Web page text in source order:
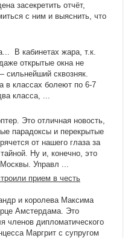
засекретить отчёт,
с ним и выяснить, что
В кабинетах жара, т.к.
открытые окна не
сильнейший сквозняк.
в классах болеют по 6-7
класса, ...
Это отличная новость,
парадоксы и перекрытые
от нашего глаза за
Ну и, конечно, это
Управл ...
прием в честь
и королева Максима
Амстердама. Это
членов дипломатического
Маргрит с супругом